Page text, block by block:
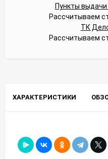
Пункты
Рассчитываем
ТК
Рассчитываем
ХАРАКТЕРИСТИКИ